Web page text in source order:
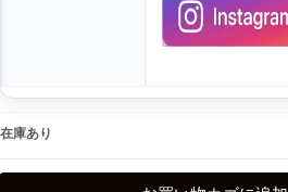
在庫あり